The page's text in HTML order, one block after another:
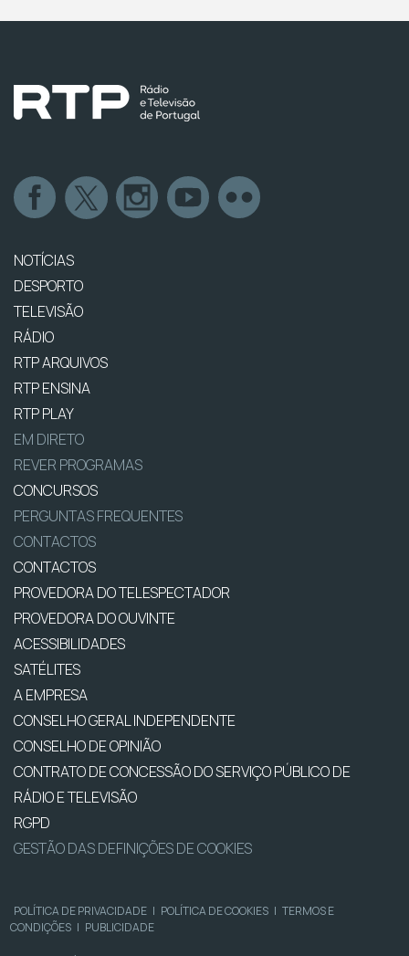
NOTÍCIAS
DESPORTO
TELEVISÃO
RÁDIO
RTP ARQUIVOS
RTP ENSINA
RTP PLAY
EM DIRETO
REVER PROGRAMAS
CONCURSOS
PERGUNTAS FREQUENTES
CONTACTOS
CONTACTOS
PROVEDORA DO TELESPECTADOR
PROVEDORA DO OUVINTE
ACESSIBILIDADES
SATÉLITES
A EMPRESA
CONSELHO GERAL INDEPENDENTE
CONSELHO DE OPINIÃO
CONTRATO DE CONCESSÃO DO SERVIÇO PÚBLICO DE
RÁDIO E TELEVISÃO
RGPD
GESTÃO DAS DEFINIÇÕES DE COOKIES
POLÍTICA DE PRIVACIDADE | POLÍTICA DE COOKIES | TERMOS E
CONDIÇÕES | PUBLICIDADE